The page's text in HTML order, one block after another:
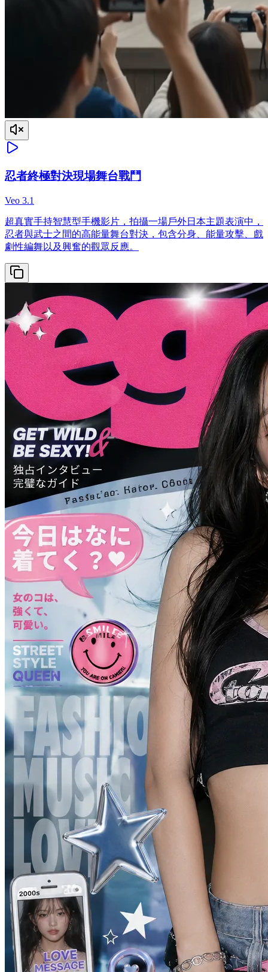
忍者終極對決現場舞台戰鬥
Veo 3.1
超真實手持智慧型手機影片，拍攝一場戶外日本主題表演中，
忍者與武士之間的高能量舞台對決，包含分身、能量攻擊、戲
劇性編舞以及興奮的觀眾反應。